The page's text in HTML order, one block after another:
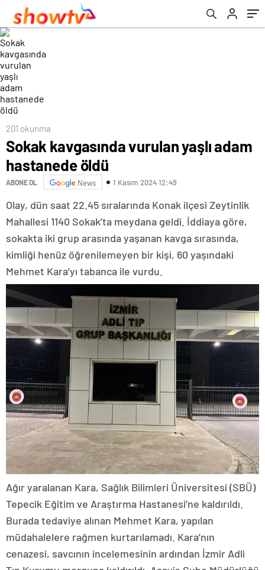
201 okunma
Sokak kavgasında vurulan yaşlı adam
hastanede öldü
ABONE OL News 1 Kasım 2024 12:49
Olay, dün saat 22.45 sıralarında Konak ilçesi Zeytinlik
Mahallesi 1140 Sokak’ta meydana geldi. İddiaya göre,
sokakta iki grup arasında yaşanan kavga sırasında,
kimliği henüz öğrenilemeyen bir kişi, 60 yaşındaki
Mehmet Kara’yı tabanca ile vurdu.
Ağır yaralanan Kara, Sağlık Bilimleri Üniversitesi (SBÜ)
Tepecik Eğitim ve Araştırma Hastanesi’ne kaldırıldı.
Burada tedaviye alınan Mehmet Kara, yapılan
müdahalelere rağmen kurtarılamadı. Kara’nın
cenazesi, savcının incelemesinin ardından İzmir Adli